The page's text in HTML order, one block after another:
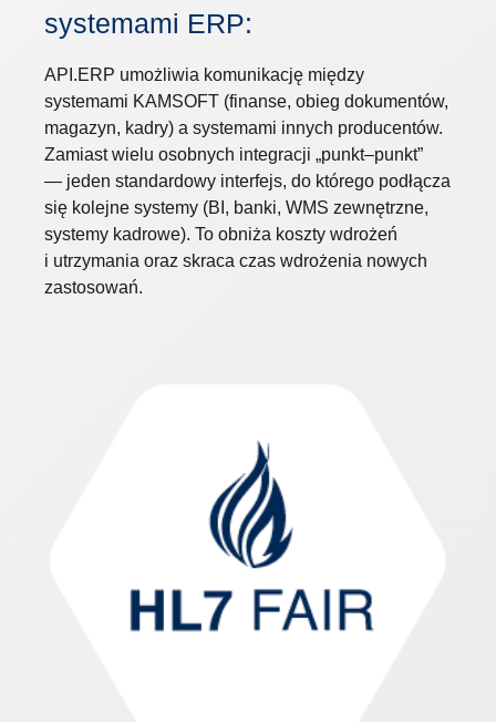
systemami ERP:
API.ERP umożliwia komunikację między
systemami KAMSOFT (finanse, obieg dokumentów,
magazyn, kadry) a systemami innych producentów.
Zamiast wielu osobnych integracji „punkt–punkt”
— jeden standardowy interfejs, do którego podłącza
się kolejne systemy (BI, banki, WMS zewnętrzne,
systemy kadrowe). To obniża koszty wdrożeń
i utrzymania oraz skraca czas wdrożenia nowych
zastosowań.